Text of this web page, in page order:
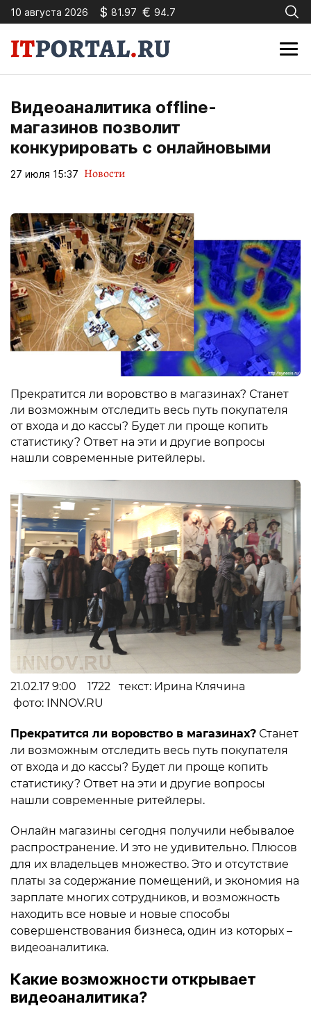
10 августа 2026 $ 81.97 € 94.7
Видеоаналитика offline-
магазинов позволит
конкурировать с онлайновыми
27 июля 15:37 Новости
Прекратится ли воровство в магазинах? Станет
ли возможным отследить весь путь покупателя
от входа и до кассы? Будет ли проще копить
статистику? Ответ на эти и другие вопросы
нашли современные ритейлеры.
21.02.17 9:00 1722 текст: Ирина Клячина
фото: INNOV.RU
Прекратится ли воровство в магазинах? Станет
ли возможным отследить весь путь покупателя
от входа и до кассы? Будет ли проще копить
статистику? Ответ на эти и другие вопросы
нашли современные ритейлеры.
Онлайн магазины сегодня получили небывалое
распространение. И это не удивительно. Плюсов
для их владельцев множество. Это и отсутствие
платы за содержание помещений, и экономия на
зарплате многих сотрудников, и возможность
находить все новые и новые способы
совершенствования бизнеса, один из которых –
видеоаналитика.
Какие возможности открывает
видеоаналитика?